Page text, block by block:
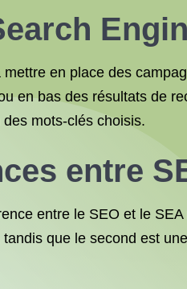
mettre en place des
en bas des résultats de
mots-clés choisis.
entre
entre le SEO et le
que le second est